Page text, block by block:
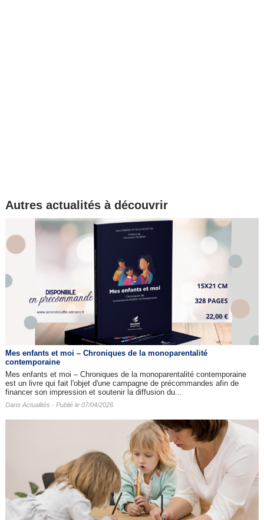
Autres actualités à découvrir
Mes enfants et moi – Chroniques de la monoparentalité
contemporaine
Mes enfants et moi – Chroniques de la monoparentalité contemporaine
est un livre qui fait l'objet d'une campagne de précommandes afin de
financer son impression et soutenir la diffusion du...
Dans Actualités - Publié le 07/04/2026